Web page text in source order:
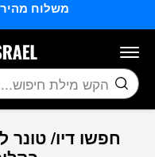
משלוח
חיפוש
חפשו דיו/